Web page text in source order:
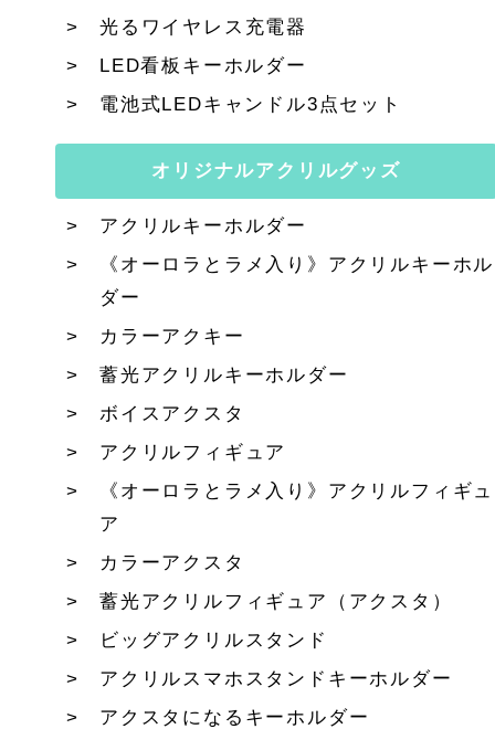
光るワイヤレス充電器
LED看板キーホルダー
電池式LEDキャンドル3点セット
オリジナルアクリルグッズ
アクリルキーホルダー
《オーロラとラメ入り》アクリルキーホル
ダー
カラーアクキー
蓄光アクリルキーホルダー
ボイスアクスタ
アクリルフィギュア
《オーロラとラメ入り》アクリルフィギュ
ア
カラーアクスタ
蓄光アクリルフィギュア（アクスタ）
ビッグアクリルスタンド
アクリルスマホスタンドキーホルダー
アクスタになるキーホルダー